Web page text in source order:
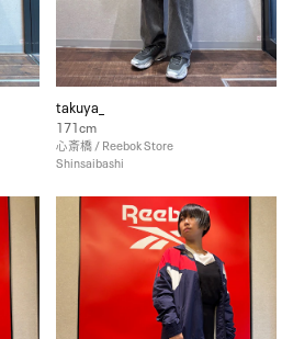
takuya_
171cm
心斎橋 / Reebok Store
Shinsaibashi